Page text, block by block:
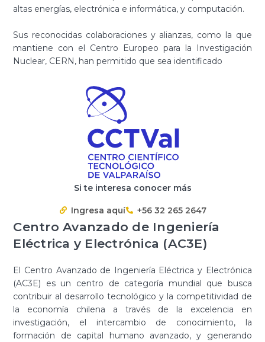
altas energías, electrónica e informática, y computación.
Sus reconocidas colaboraciones y alianzas, como la que
mantiene con el Centro Europeo para la Investigación
Nuclear, CERN, han permitido que sea identificado
Si te interesa conocer más
Ingresa aquí +56 32 265 2647
Centro Avanzado de Ingeniería
Eléctrica y Electrónica (AC3E)
El Centro Avanzado de Ingeniería Eléctrica y Electrónica
(AC3E) es un centro de categoría mundial que busca
contribuir al desarrollo tecnológico y la competitividad de
la economía chilena a través de la excelencia en
investigación, el intercambio de conocimiento, la
formación de capital humano avanzado, y generando